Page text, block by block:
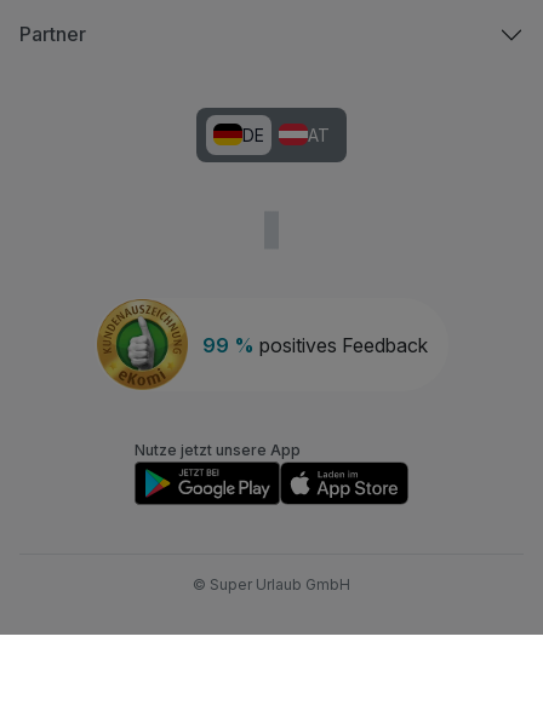
99 % positives Feedback
Partner
DE AT
Nutze jetzt unsere App
© Super Urlaub GmbH